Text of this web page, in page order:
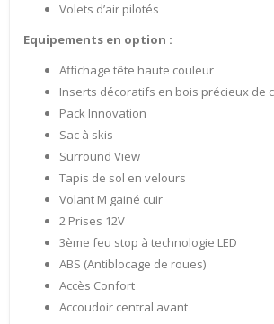
Volets d’air pilotés
Equipements en option :
Affichage tête haute couleur
Inserts décoratifs en bois précieux de
Pack Innovation
Sac à skis
Surround View
Tapis de sol en velours
Volant M gainé cuir
2 Prises 12V
3ème feu stop à technologie LED
ABS (Antiblocage de roues)
Accès Confort
Accoudoir central avant